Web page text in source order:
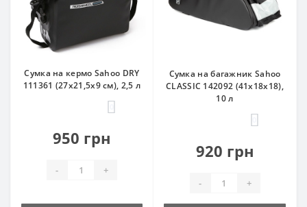
Сумка на кермо Sahoo DRY
111361 (27x21,5x9 см), 2,5 л
950 грн
- +
Сумка на багажник Sahoo
CLASSIC 142092 (41x18x18),
10 л
920 грн
- +